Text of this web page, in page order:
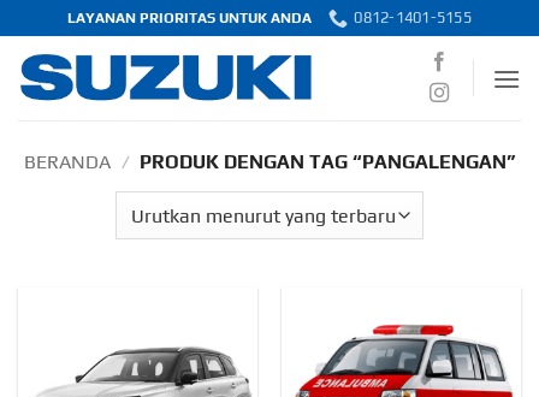
to
content
LAYANAN PRIORITAS UNTUK ANDA 0812-1401-5155
BERANDA / PRODUK DENGAN TAG “PANGALENGAN”